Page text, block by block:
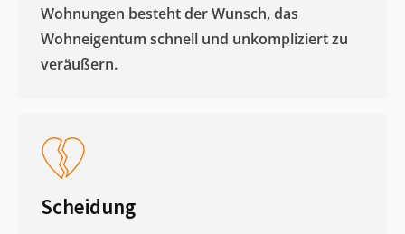
Wohnungen besteht der Wunsch, das
Wohneigentum schnell und unkompliziert zu
veräußern. ​
Scheidung